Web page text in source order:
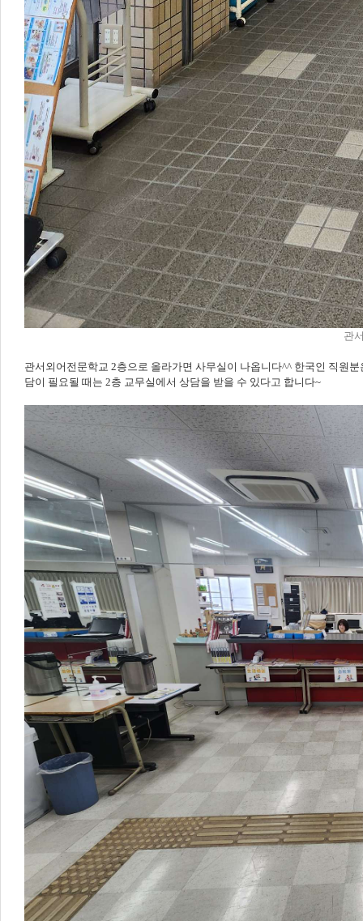
관
관서외어전문학교 2층으로 올라가면 사무실이 나옵니다^^ 한국인 직원
담이 필요될 때는 2층 교무실에서 상담을 받을 수 있다고 합니다~